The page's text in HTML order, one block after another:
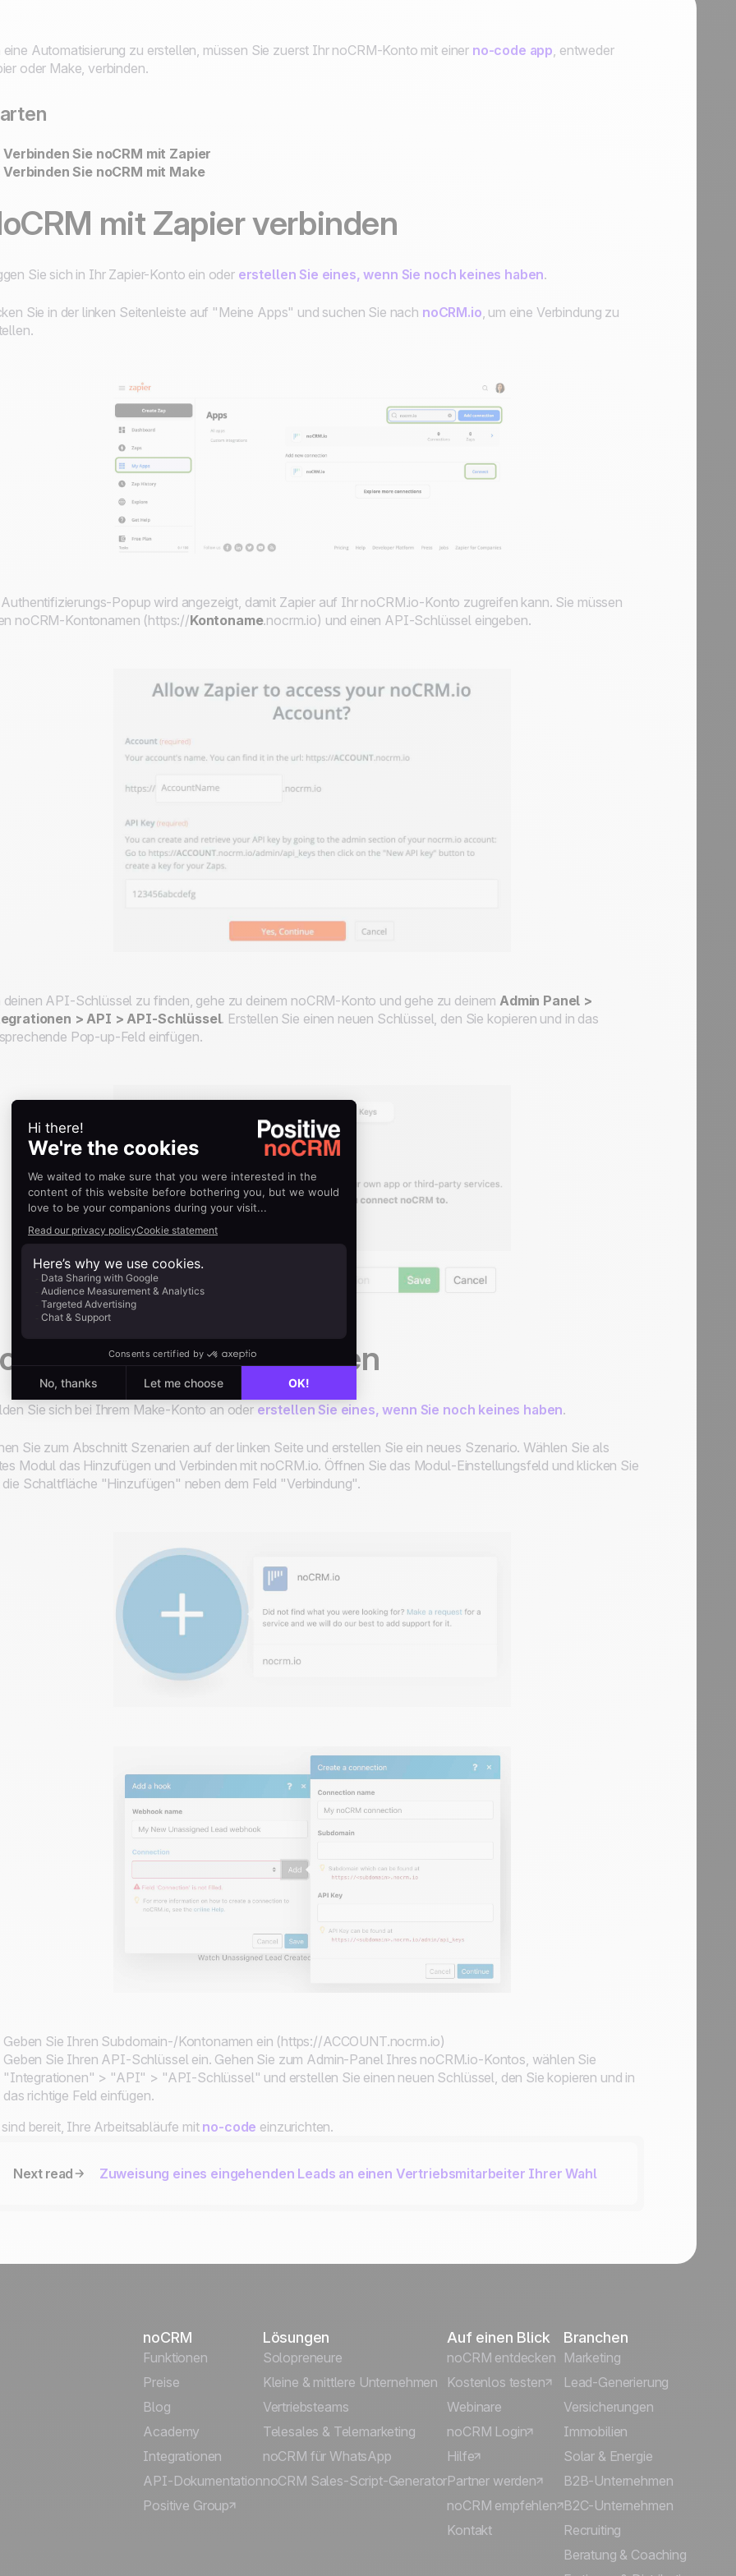
eine Automatisierung zu erstellen, müssen Sie zuerst Ihr noCRM-Konto mit einer no-code app, entweder
oder Make, verbinden.
Verbinden Sie noCRM mit Zapier
Verbinden Sie noCRM mit Make
mit Zapier verbinden
Sie sich in Ihr Zapier-Konto ein oder erstellen Sie eines, wenn Sie noch keines haben.
Sie in der linken Seitenleiste auf "Meine Apps" und suchen Sie nach noCRM.io, um eine Verbindung zu
Popup wird angezeigt, damit Zapier auf Ihr noCRM.io-Konto zugreifen kann. Sie müssen
noCRM-Kontonamen (https://Kontoname.nocrm.io) und einen API-Schlüssel eingeben.
deinen API-Schlüssel zu finden, gehe zu deinem noCRM-Konto und gehe zu deinemAdmin Panel >
> API > API-Schlüssel. Erstellen Sie einen neuen Schlüssel, den Sie kopieren und in das
Pop-up-Feld einfügen.
mit Make verbinden
Sie sich bei Ihrem Make-Konto an oder erstellen Sie eines, wenn Sie noch keines haben.
Sie zum Abschnitt Szenarien auf der linken Seite und erstellen Sie ein neues Szenario. Wählen Sie als
Modul das Hinzufügen und Verbinden mit noCRM.io. Öffnen Sie das Modul-Einstellungsfeld und klicken Sie
Schaltfläche "Hinzufügen" neben dem Feld "Verbindung".
Geben Sie Ihren Subdomain-/Kontonamen ein (https://ACCOUNT.nocrm.io)
Geben Sie Ihren API-Schlüssel ein. Gehen Sie zum Admin-Panel Ihres noCRM.io-Kontos, wählen Sie
"Integrationen" > "API" > "API-Schlüssel" und erstellen Sie einen neuen Schlüssel, den Sie kopieren und in
das richtige Feld einfügen.
bereit, Ihre Arbeitsabläufe mit no-code einzurichten.
Next read Zuweisung eines eingehenden Leads an einen Vertriebsmitarbeiter Ihrer Wahl
noCRM
Funktionen
Preise
Blog
Academy
Integrationen
API-Dokumentation
Positive Group
Lösungen
Solopreneure
Kleine & mittlere Unternehmen
Vertriebsteams
Telesales & Telemarketing
noCRM für WhatsApp
noCRM Sales-Script-Generator
Auf einen Blick
noCRM entdecken
Kostenlos testen
Webinare
noCRM Login
Hilfe
Partner werden
noCRM empfehlen
Kontakt
Branchen
Marketing
Lead-Generierung
Versicherungen
Immobilien
Solar & Energie
B2B-Unternehmen
B2C-Unternehmen
Recruiting
Beratung & Coaching